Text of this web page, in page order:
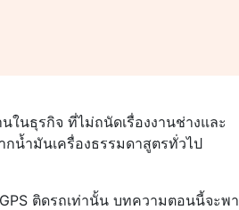
นธุรกิจ ที่ไม่ถนัดเรื่องงานช่างและ
กน้ำมันเครื่องธรรมดาสูตรทั่วไป
ติดรถเท่านั้น บทความตอนนี้จะพา